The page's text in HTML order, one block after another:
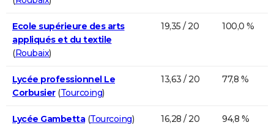
Ecole supérieure des arts
appliqués et du textile
(Roubaix)
19,35 / 20 100,0 %
Lycée professionnel Le
Corbusier(Tourcoing)
13,63 / 20 77,8 %
Lycée Gambetta(Tourcoing) 16,28 / 20 94,8 %